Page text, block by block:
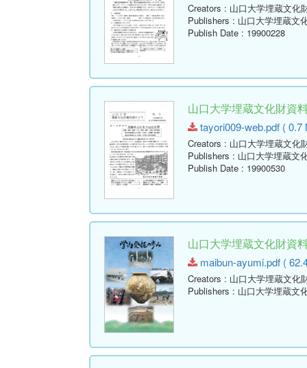
Creators : 山口大学埋蔵文化
Publishers : 山口大学埋蔵文
Publish Date : 19900228
山口大学埋蔵文化財資
tayori009-web.pdf ( 0.7
Creators : 山口大学埋蔵文化
Publishers : 山口大学埋蔵文
Publish Date : 19900530
山口大学埋蔵文化財資
maibun-ayumi.pdf (
Creators : 山口大学埋蔵文化
Publishers : 山口大学埋蔵文